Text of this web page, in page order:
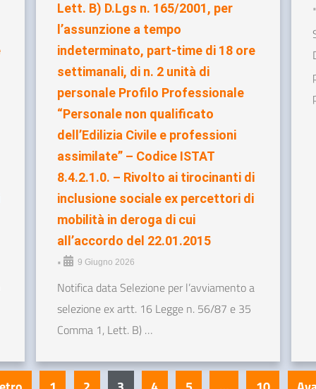
Lett. B) D.Lgs n. 165/2001, per
l’assunzione a tempo
indeterminato, part-time di 18 ore
settimanali, di n. 2 unità di
personale Profilo Professionale
“Personale non qualificato
dell’Edilizia Civile e professioni
assimilate” – Codice ISTAT
8.4.2.1.0. – Rivolto ai tirocinanti di
inclusione sociale ex percettori di
mobilità in deroga di cui
all’accordo del 22.01.2015
• 9 Giugno 2026
Notifica data Selezione per l’avviamento a
selezione ex artt. 16 Legge n. 56/87 e 35
Comma 1, Lett. B) …
•